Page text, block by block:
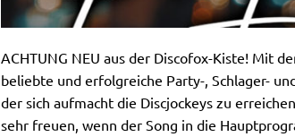
ACHTUNG NEU aus der Discofox-Kiste! Mit
beliebte und erfolgreiche Party-, Schlager-
der sich aufmacht die Discjockeys zu
sehr freuen, wenn der Song in die